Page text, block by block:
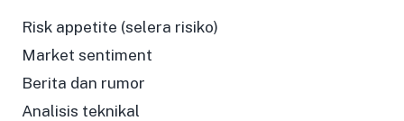
Risk appetite (selera risiko)
Market sentiment
Berita dan rumor
Analisis teknikal